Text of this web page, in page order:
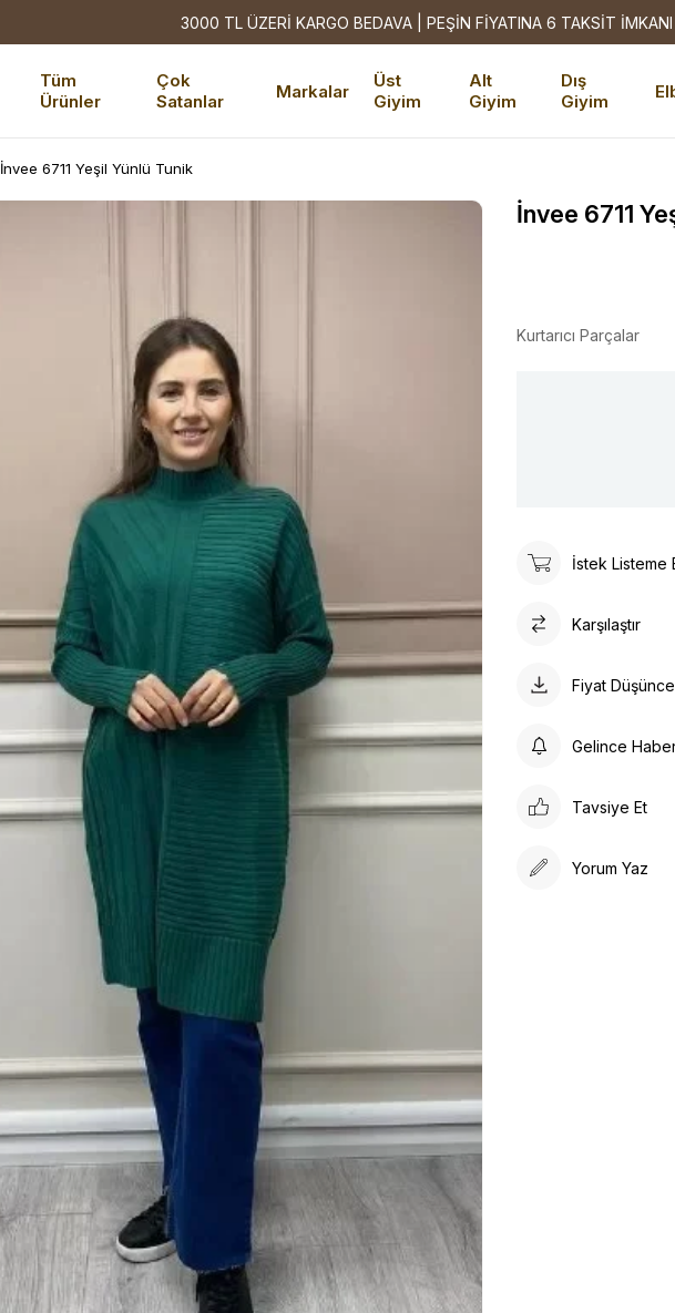
3000 TL ÜZERİ KARGO BEDAVA | PEŞİN FİYATINA 6 TAKSİT İMKANI
Tüm
Ürünler
Çok
Satanlar
Markalar
Üst
Giyim
Alt
Giyim
Dış
Giyim
İnvee 6711 Yeşil Yünlü Tunik
İnvee 6711
Kurtarıcı Parçalar
İstek Listeme
Karşılaştır
Fiyat
Gelince
Tavsiye Et
Yorum Yaz